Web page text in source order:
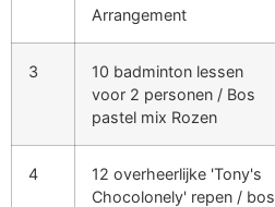
Arrangement
3
10 badminton lessen
voor 2 personen / Bos
pastel mix Rozen
4
12 overheerlijke 'Tony's
Chocolonely' repen / bos